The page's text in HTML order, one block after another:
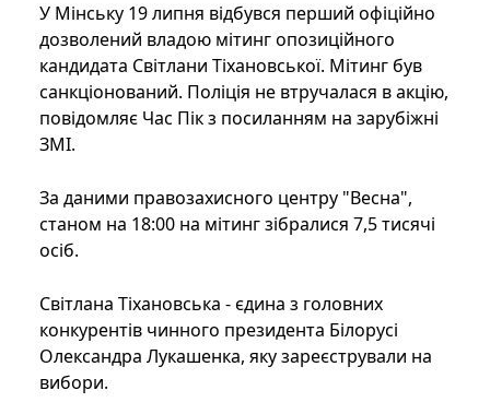
У Мінську 19 липня відбувся перший офіційно
дозволений владою мітинг опозиційного
кандидата Світлани Тіхановської. Мітинг був
санкціонований. Поліція не втручалася в акцію,
повідомляє Час Пік з посиланням на зарубіжні
ЗМІ.
За даними правозахисного центру "Весна",
станом на 18:00 на мітинг зібралися 7,5 тисячі
осіб.
Світлана Тіхановська - єдина з головних
конкурентів чинного президента Білорусі
Олександра Лукашенка, яку зареєстрували на
вибори.